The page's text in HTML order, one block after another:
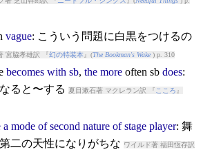
vague: こういう問題に白黒をつけるの
宮脇孝雄訳 『幻の特装本』(The Bookman's Wake) p. 310
becomes with sb, the more oftensb does:
ると〜する 夏目漱石著 マクレラン訳 『 こころ 』
a mode of second nature of stage player: 舞
二の天性になりがちな ワイルド著 福田恆存訳